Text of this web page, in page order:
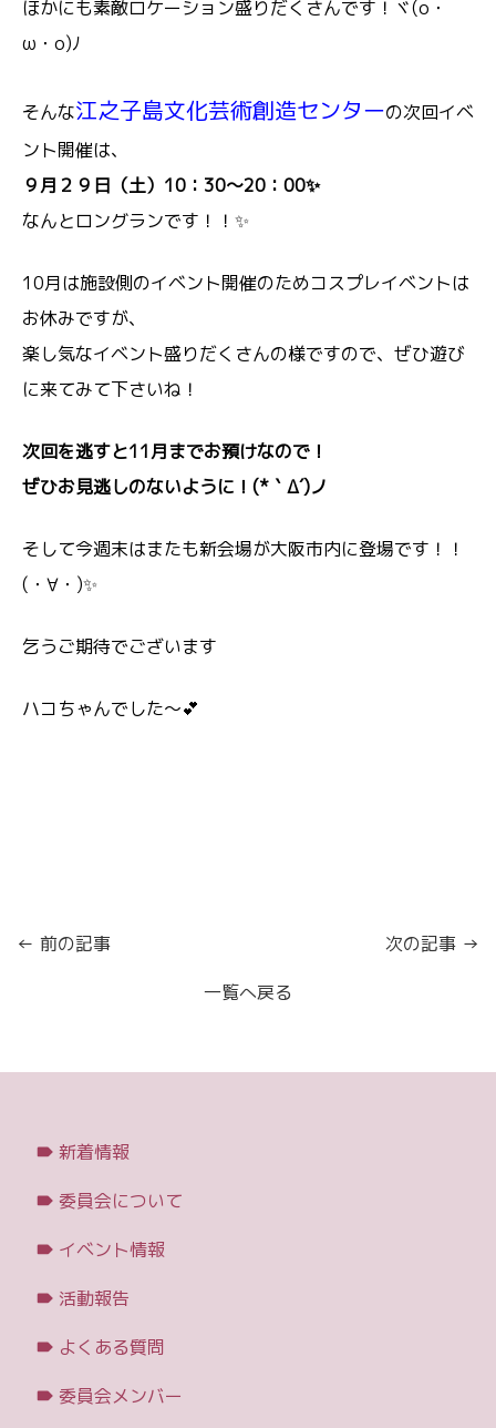
ほかにも素敵ロケーション盛りだくさんです！ヾ(o・
ω・o)ﾉ
そんな江之子島文化芸術創造センターの次回イベ
ント開催は、
９月２９日（土）10：30～20：00✨
なんとロングランです！！✨
10月は施設側のイベント開催のためコスプレイベントは
お休みですが、
楽し気なイベント盛りだくさんの様ですので、ぜひ遊び
に来てみて下さいね！
次回を逃すと11月までお預けなので！
ぜひお見逃しのないように！(*｀Δ´)ノ
そして今週末はまたも新会場が大阪市内に登場です！！
(・∀・)✨
乞うご期待でございます
ハコちゃんでした～💕
← 前の記事
次の記事 →
一覧へ戻る
新着情報
委員会について
イベント情報
活動報告
よくある質問
委員会メンバー